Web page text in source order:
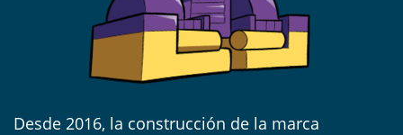
Desde 2016, la construcción de la marca